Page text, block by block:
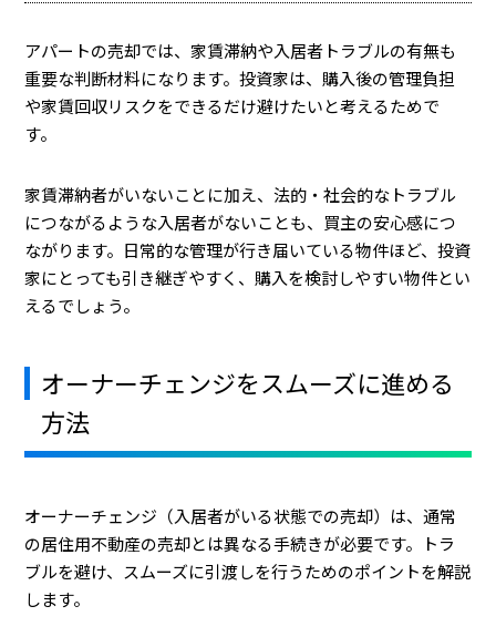
アパートの売却では、家賃滞納や入居者トラブルの有無も
重要な判断材料になります。投資家は、購入後の管理負担
や家賃回収リスクをできるだけ避けたいと考えるためで
す。
家賃滞納者がいないことに加え、法的・社会的なトラブル
につながるような入居者がないことも、買主の安心感につ
ながります。日常的な管理が行き届いている物件ほど、投資
家にとっても引き継ぎやすく、購入を検討しやすい物件とい
えるでしょう。
オーナーチェンジをスムーズに進める
方法
オーナーチェンジ（入居者がいる状態での売却）は、通常
の居住用不動産の売却とは異なる手続きが必要です。トラ
ブルを避け、スムーズに引渡しを行うためのポイントを解説
します。